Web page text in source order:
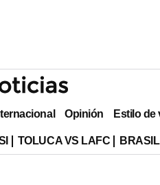
Opinión Estilo de
TOLUCA VS LAFC